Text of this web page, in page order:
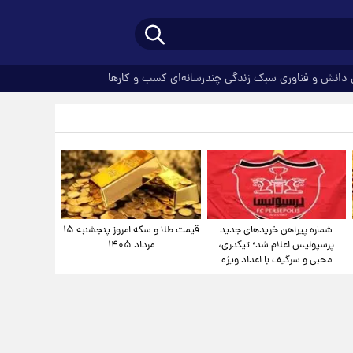
دانش و فناوری سبک زندگیچندرسانه‌ای کسب و کارها
شماره پیراهن خریدهای جدید
پرسپولیس اعلام شد؛ تیکدری،
محبی و سرگیف با اعداد ویژه
قیمت طلا و سکه امروز پنجشنبه ۱۵
مرداد ۱۴۰۵